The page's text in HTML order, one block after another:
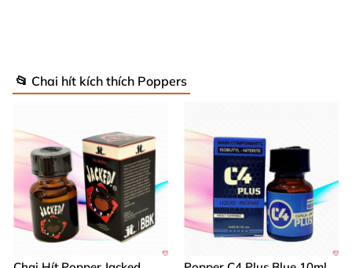
Dung tích là 40mlvàđược tặng kèm 1 lọ 10ml
📂 Chai hít kích thích Poppers